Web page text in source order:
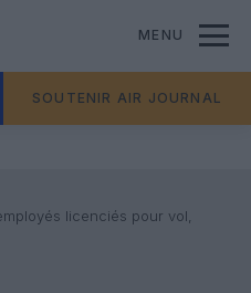
MENU
SOUTENIR AIR JOURNAL
licenciés pour vol,